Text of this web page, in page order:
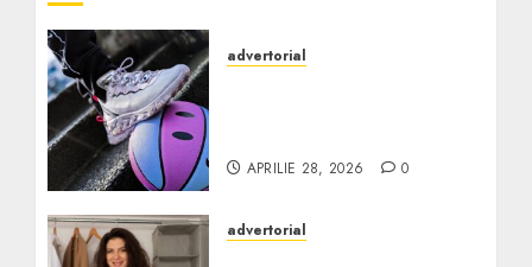
advertorial
APRILIE 28, 2026 0
advertorial